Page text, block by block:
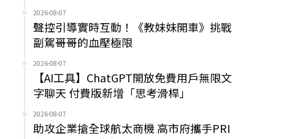
2026-08-07
聲控引導實時互動！《教妹妹開車》挑戰
副駕哥哥的血壓極限
2026-08-07
【AI工具】ChatGPT開放免費用戶無限文
字聊天 付費版新增「思考滑桿」
2026-08-07
助攻企業搶全球航太商機 高市府攜手PRI